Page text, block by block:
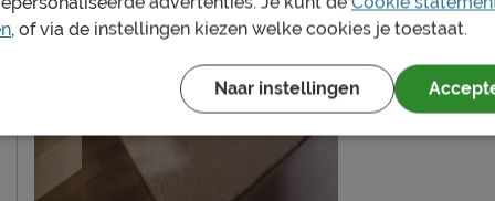
, of via de instellingen kiezen welke cookies je toestaat.
Naar instellingen